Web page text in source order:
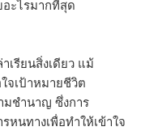
อะไรมากที่สุด
เรียนสิ่งเดียว แม้
จเป้าหมายชีวิต
มชำนาญ ซึ่งการ
หนทางเพื่อทำให้เข้าใจ